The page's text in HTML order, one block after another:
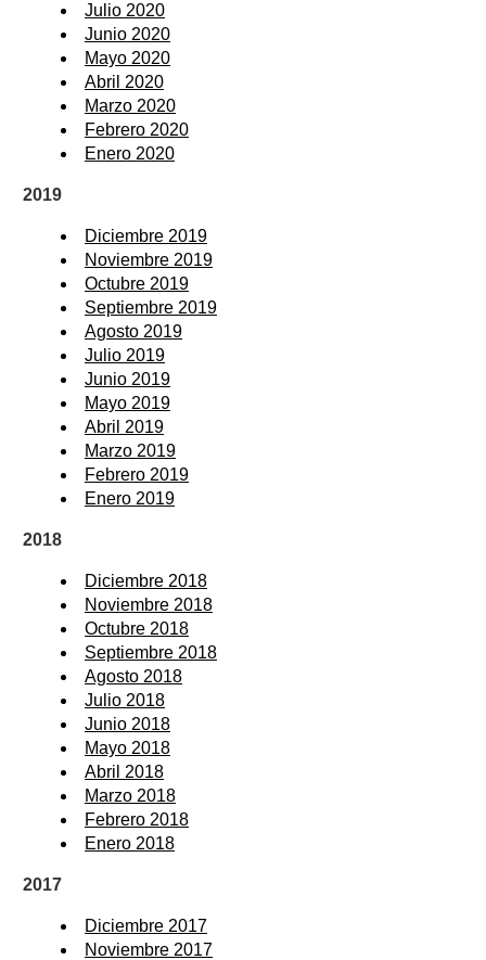
Julio 2020
Junio 2020
Mayo 2020
Abril 2020
Marzo 2020
Febrero 2020
Enero 2020
2019
Diciembre 2019
Noviembre 2019
Octubre 2019
Septiembre 2019
Agosto 2019
Julio 2019
Junio 2019
Mayo 2019
Abril 2019
Marzo 2019
Febrero 2019
Enero 2019
2018
Diciembre 2018
Noviembre 2018
Octubre 2018
Septiembre 2018
Agosto 2018
Julio 2018
Junio 2018
Mayo 2018
Abril 2018
Marzo 2018
Febrero 2018
Enero 2018
2017
Diciembre 2017
Noviembre 2017